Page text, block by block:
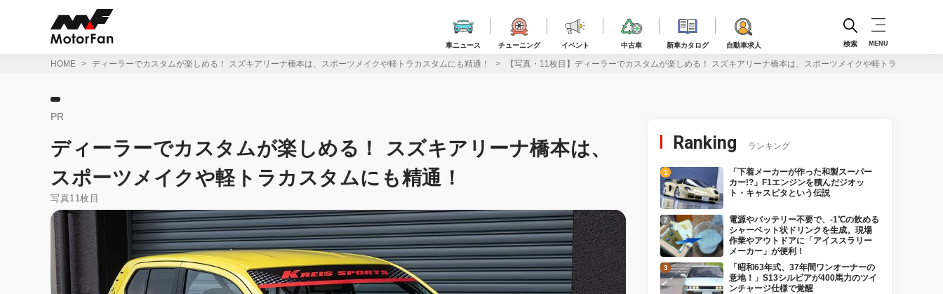
車ニュース チューニング イベント 中古車 新車カタログ 自動車求人 検索 MENU
HOME ディーラーでカスタムが楽しめる！ スズキアリーナ橋本は、スポーツメイクや軽トラカスタムにも精通！ 【写真・11枚目】ディーラーでカスタムが楽しめる！ スズキアリーナ橋本は、スポーツメイクや軽トラカスタムに
PR
ディーラーでカスタムが楽しめる！ スズキアリーナ橋本は、
スポーツメイクや軽トラカスタムにも精通！
写真11枚目
Ranking ランキング
「下着メーカーが作った和製スーパー
カー!?」F1エンジンを積んだジオッ
ト・キャスピタという伝説
電源やバッテリー不要で、-1℃の飲める
シャーベット状ドリンクを生成。現場
作業やアウトドアに「アイススラリー
メーカー」が便利！
「昭和63年式、37年間ワンオーナーの
意地！」S13シルビアが400馬力のツイ
ンチャージ仕様で覚醒